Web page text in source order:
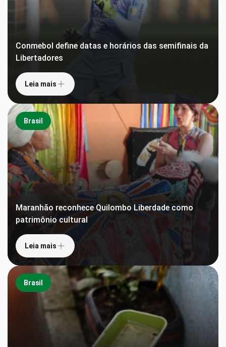
Conmebol define datas e horários das semifinais da
Libertadores
Leia mais
Brasil
Maranhão reconhece Quilombo Liberdade como
patrimônio cultural
Leia mais
Brasil